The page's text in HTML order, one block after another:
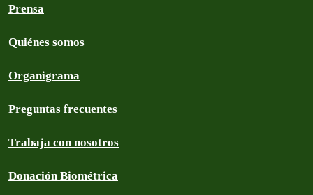
Prensa
Quiénes somos
Organigrama
Preguntas frecuentes
Trabaja con nosotros
Donación Biométrica